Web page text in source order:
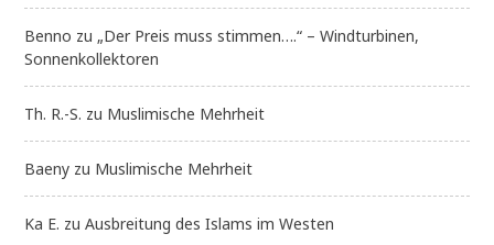
Benno zu „Der Preis muss stimmen….“ – Windturbinen,
Sonnenkollektoren
Th. R.-S. zu Muslimische Mehrheit
Baeny zu Muslimische Mehrheit
Ka E. zuAusbreitung des Islams im Westen